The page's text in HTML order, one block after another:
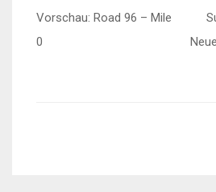
Vorschau: Road 96 – Mile
0